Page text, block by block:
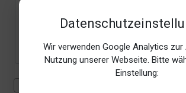
Wir verwenden Google Analytics zur
Nutzung unserer Webseite. Bitte
Einstellung: